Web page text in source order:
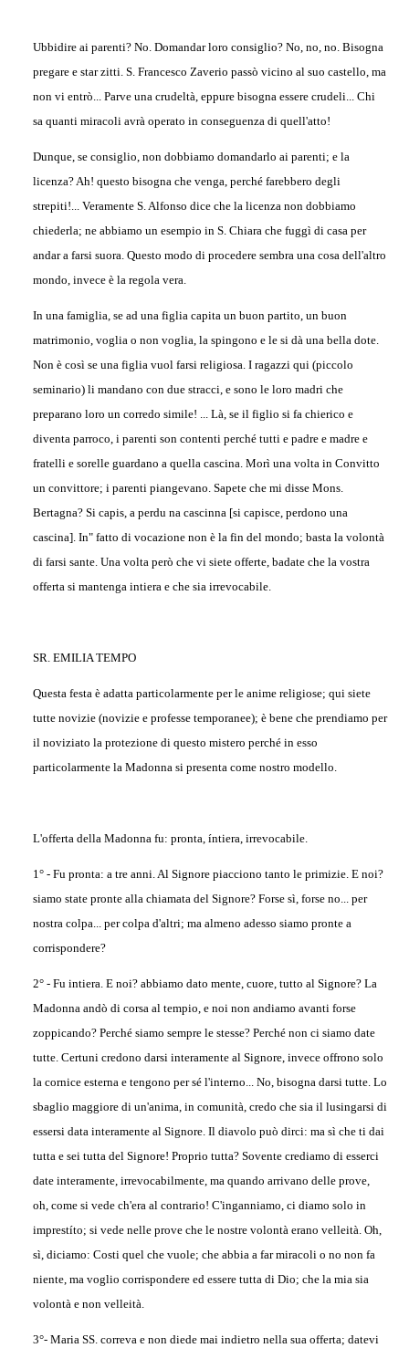
Ubbidire ai parenti? No. Domandar loro consiglio? No, no, no. Bisogna
pregare e star zitti. S. Francesco Zaverio passò vicino al suo castello, ma
non vi entrò... Parve una crudeltà, eppure bisogna essere crudeli... Chi
sa quanti miracoli avrà operato in conseguenza di quell'atto!
Dunque, se consiglio, non dobbiamo domandarlo ai parenti; e la
licenza? Ah! questo bisogna che venga, perché farebbero degli
strepiti!... Veramente S. Alfonso dice che la licenza non dobbiamo
chiederla; ne abbiamo un esempio in S. Chiara che fuggì di casa per
andar a farsi suora. Questo modo di procedere sembra una cosa dell'altro
mondo, invece è la regola vera.
In una famiglia, se ad una figlia capita un buon partito, un buon
matrimonio, voglia o non voglia, la spingono e le si dà una bella dote.
Non è così se una figlia vuol farsi religiosa. I ragazzi qui (piccolo
seminario) li mandano con due stracci, e sono le loro madri che
preparano loro un corredo simile! ... Là, se il figlio si fa chierico e
diventa parroco, i parenti son contenti perché tutti e padre e madre e
fratelli e sorelle guardano a quella cascina. Morì una volta in Convitto
un convittore; i parenti piangevano. Sapete che mi disse Mons.
Bertagna? Si capis, a perdu na cascinna [si capisce, perdono una
cascina]. In" fatto di vocazione non è la fin del mondo; basta la volontà
di farsi sante. Una volta però che vi siete offerte, badate che la vostra
offerta si mantenga intiera e che sia irrevocabile.
SR. EMILIA TEMPO
Questa festa è adatta particolarmente per le anime religiose; qui siete
tutte novizie (novizie e professe temporanee); è bene che prendiamo per
il noviziato la protezione di questo mistero perché in esso
particolarmente la Madonna si presenta come nostro modello.
L'offerta della Madonna fu: pronta, íntiera, irrevocabile.
1° - Fu pronta: a tre anni. Al Signore piacciono tanto le primizie. E noi?
siamo state pronte alla chiamata del Signore? Forse sì, forse no... per
nostra colpa... per colpa d'altri; ma almeno adesso siamo pronte a
corrispondere?
2° - Fu intiera. E noi? abbiamo dato mente, cuore, tutto al Signore? La
Madonna andò di corsa al tempio, e noi non andiamo avanti forse
zoppicando? Perché siamo sempre le stesse? Perché non ci siamo date
tutte. Certuni credono darsi interamente al Signore, invece offrono solo
la cornice esterna e tengono per sé l'interno... No, bisogna darsi tutte. Lo
sbaglio maggiore di un'anima, in comunità, credo che sia il lusingarsi di
essersi data interamente al Signore. Il diavolo può dirci: ma sì che ti dai
tutta e sei tutta del Signore! Proprio tutta? Sovente crediamo di esserci
date interamente, irrevocabilmente, ma quando arrivano delle prove,
oh, come si vede ch'era al contrario! C'inganniamo, ci diamo solo in
imprestíto; si vede nelle prove che le nostre volontà erano velleità. Oh,
sì, diciamo: Costi quel che vuole; che abbia a far miracoli o no non fa
niente, ma voglio corrispondere ed essere tutta di Dio; che la mia sia
volontà e non velleità.
3°- Maria SS. correva e non diede mai indietro nella sua offerta; datevi